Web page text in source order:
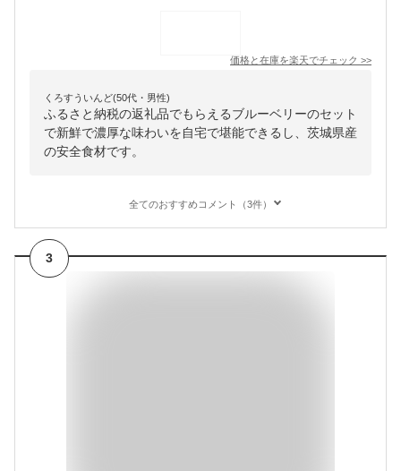
価格と在庫を楽天でチェック >>
くろすういんど(50代・男性)
ふるさと納税の返礼品でもらえるブルーベリーのセット
で新鮮で濃厚な味わいを自宅で堪能できるし、茨城県産
の安全食材です。
全てのおすすめコメント（3件）
3